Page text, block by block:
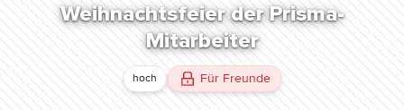
Weihnachtsfeier der Prisma-
Mitarbeiter
hoch Für Freunde